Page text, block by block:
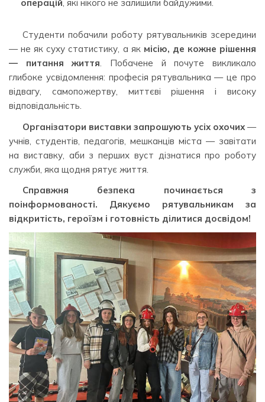
операцій, які нікого не залишили байдужими.
Студенти побачили роботу рятувальників зсередини
— не як суху статистику, а як місію, де кожне рішення
— питання життя. Побачене й почуте викликало
глибоке усвідомлення: професія рятувальника — це про
відвагу, самопожертву, миттєві рішення і високу
відповідальність.
Організатори виставки запрошують усіх охочих—
учнів, студентів, педагогів, мешканців міста — завітати
на виставку, аби з перших вуст дізнатися про роботу
служби, яка щодня рятує життя.
Справжня безпека починається з
поінформованості. Дякуємо рятувальникам за
відкритість, героїзм і готовність ділитися досвідом!